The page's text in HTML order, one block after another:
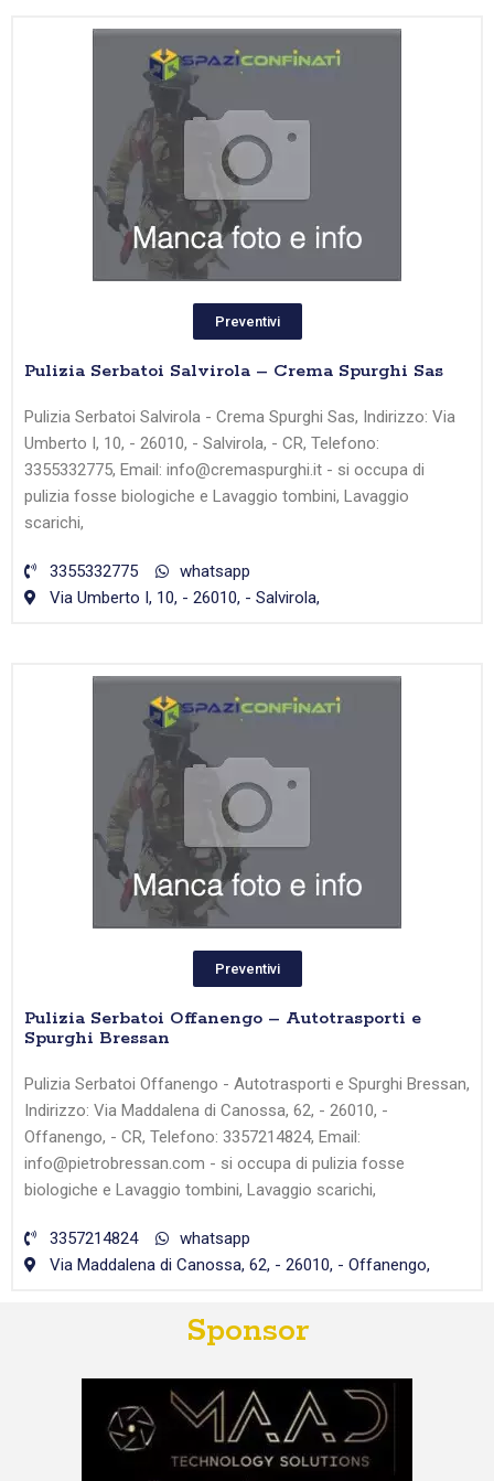
Preventivi
Pulizia Serbatoi Salvirola – Crema Spurghi Sas
Pulizia Serbatoi Salvirola - Crema Spurghi Sas, Indirizzo: Via
Umberto I, 10, - 26010, - Salvirola, - CR, Telefono:
3355332775, Email: info@cremaspurghi.it - si occupa di
pulizia fosse biologiche e Lavaggio tombini, Lavaggio
scarichi,
3355332775
whatsapp
Via Umberto I, 10, - 26010, - Salvirola,
Preventivi
Pulizia Serbatoi Offanengo – Autotrasporti e
Spurghi Bressan
Pulizia Serbatoi Offanengo - Autotrasporti e Spurghi Bressan,
Indirizzo: Via Maddalena di Canossa, 62, - 26010, -
Offanengo, - CR, Telefono: 3357214824, Email:
info@pietrobressan.com - si occupa di pulizia fosse
biologiche e Lavaggio tombini, Lavaggio scarichi,
3357214824
whatsapp
Via Maddalena di Canossa, 62, - 26010, - Offanengo,
Sponsor